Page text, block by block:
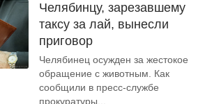
Челябинцу, зарезавшему
таксу за лай, вынесли
приговор
Челябинец осужден за жестокое
обращение с животным. Как
сообщили в пресс-службе
прокуратуры...